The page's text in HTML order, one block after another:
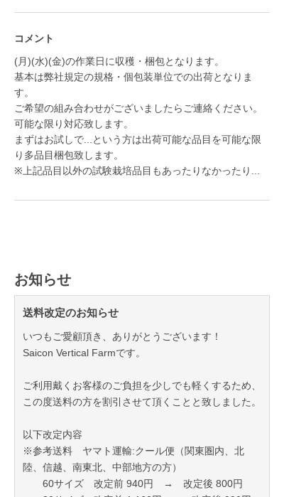
コメント
(月)(水)(金)の作業日に収穫・梱包となります。
基本は弊社規定の規格・個包装単位での出荷となりま
す。
ご希望の組み合わせがございましたらご連絡ください。
可能な限り対応致します。
まずはお試しで...という方は出荷可能な品目を可能な限
り多品目梱包致します。
※上記品目以外の試験栽培品目もあったりなかったり...
お知らせ
送料改定のお知らせ
いつもご愛顧頂き、ありがとうございます！
Saicon Vertical Farmです。
ご利用戴くお客様のご負担を少しでも軽くするため、
この度送料の方を割引させて頂くことと致しました。
以下改定内容
※参考送料 ヤマト運輸:クール便（関東圏内、北
陸、信越、南東北、中部地方の方）
60サイズ 改定前 940円 → 改定後 800円